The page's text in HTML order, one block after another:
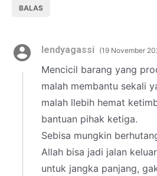
BALAS
lendyagassi 19 November
Mencicil barang yang
malah membantu sekali
malah llebih hemat
bantuan pihak ketiga.
Sebisa mungkin
Allah bisa jadi jalan
untuk jangka panjang,